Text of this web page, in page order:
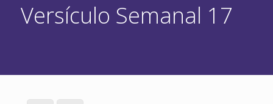
Versículo Semanal 17